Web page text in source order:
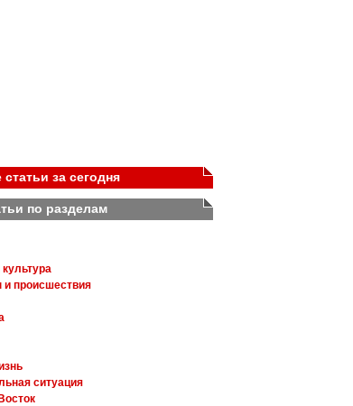
статьи за сегодня
по разделам
происшествия
ситуация